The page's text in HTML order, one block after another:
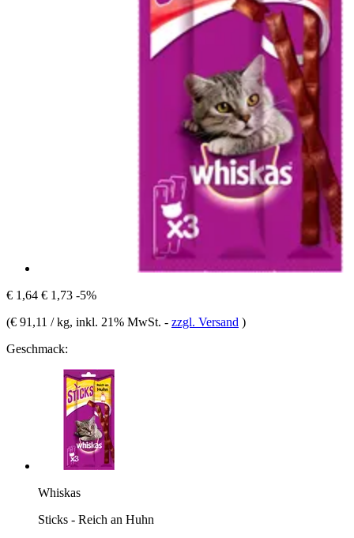
€ 1,64 € 1,73 -5%
(€ 91,11 / kg, inkl. 21% MwSt. - zzgl. Versand )
Geschmack:
Whiskas
Sticks - Reich an Huhn